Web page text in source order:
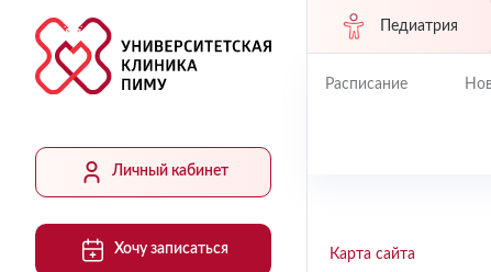
Личный кабинет
Хочу записаться
Педиатрия
Расписание
Карта сайта